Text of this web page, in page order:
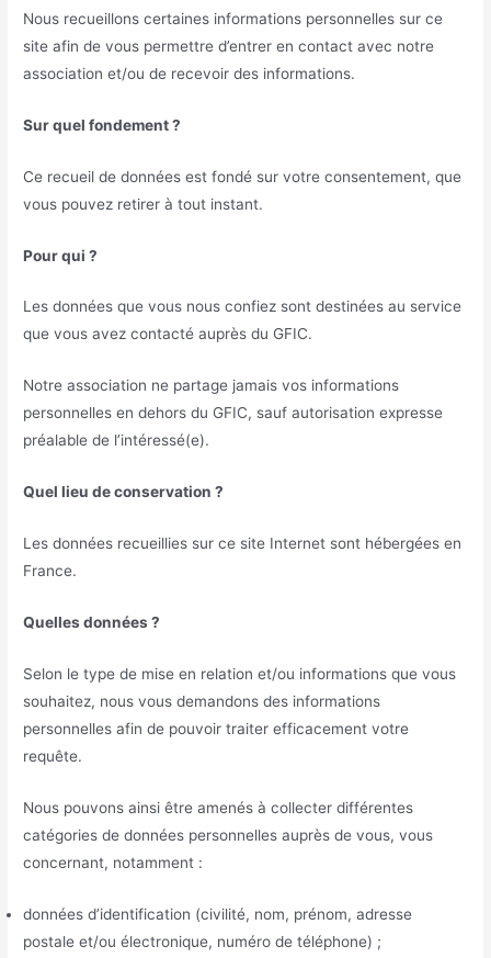
Nous recueillons certaines informations personnelles sur ce
site afin de vous permettre d’entrer en contact avec notre
association et/ou de recevoir des informations.
Sur quel fondement ?
Ce recueil de données est fondé sur votre consentement, que
vous pouvez retirer à tout instant.
Pour qui ?
Les données que vous nous confiez sont destinées au service
que vous avez contacté auprès du GFIC.
Notre association ne partage jamais vos informations
personnelles en dehors du GFIC, sauf autorisation expresse
préalable de l’intéressé(e).
Quel lieu de conservation ?
Les données recueillies sur ce site Internet sont hébergées en
France.
Quelles données ?
Selon le type de mise en relation et/ou informations que vous
souhaitez, nous vous demandons des informations
personnelles afin de pouvoir traiter efficacement votre
requête.
Nous pouvons ainsi être amenés à collecter différentes
catégories de données personnelles auprès de vous, vous
concernant, notamment :
données d’identification (civilité, nom, prénom, adresse
postale et/ou électronique, numéro de téléphone) ;